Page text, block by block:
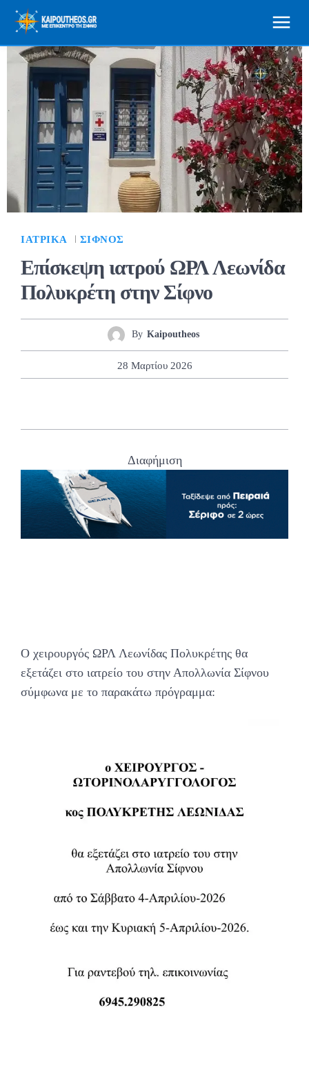
ΙΑΤΡΙΚΆ ΣΊΦΝΟΣ
Επίσκεψη ιατρού ΩΡΛ Λεωνίδα
Πολυκρέτη στην Σίφνο
By Kaipoutheos
28 Μαρτίου 2026
Διαφήμιση
Ο χειρουργός ΩΡΛ Λεωνίδας Πολυκρέτης θα
εξετάζει στο ιατρείο του στην Απολλωνία Σίφνου
σύμφωνα με το παρακάτω πρόγραμμα: